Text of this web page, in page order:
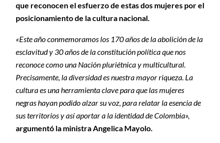
que reconocen el esfuerzo de estas dos mujeres por el
posicionamiento de la cultura nacional.
«Este año conmemoramos los 170 años de la abolición de la
esclavitud y 30 años de la constitución política que nos
reconoce como una Nación pluriétnica y multicultural.
Precisamente, la diversidad es nuestra mayor riqueza. La
cultura es una herramienta clave para que las mujeres
negras hayan podido alzar su voz, para relatar la esencia de
sus territorios y así aportar a la identidad de Colombia»,
argumentó la ministra Angelica Mayolo.